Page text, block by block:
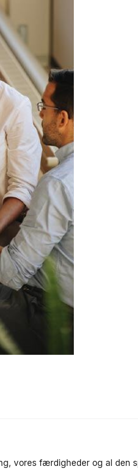
vores færdigheder og al den